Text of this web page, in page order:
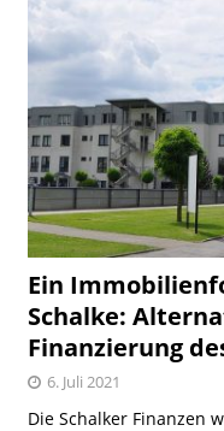
Ein
Schalke:
Finanzierung
6. Juli 2021
Die Schalker Finanzen